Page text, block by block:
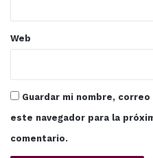
Web
Guardar mi nombre,
este navegador para la
comentario.